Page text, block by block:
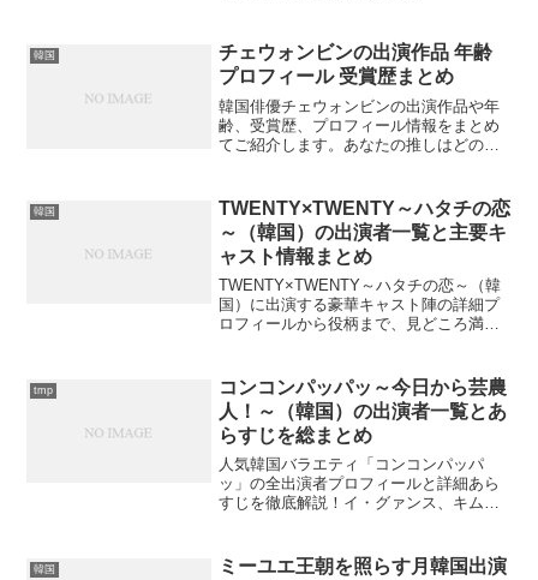
韓国
チェウォンビンの出演作品 年齢
プロフィール 受賞歴まとめ
韓国俳優チェウォンビンの出演作品や年
齢、受賞歴、プロフィール情報をまとめ
てご紹介します。あなたの推しはどの作
韓国
TWENTY×TWENTY～ハタチの恋
～（韓国）の出演者一覧と主要キ
ャスト情報まとめ
TWENTY×TWENTY～ハタチの恋～（韓
国）に出演する豪華キャスト陣の詳細プ
ロフィールから役柄まで、見どころ満載
tmp
コンコンパッパッ～今日から芸農
人！～（韓国）の出演者一覧とあ
らすじを総まとめ
人気韓国バラエティ「コンコンパッパ
ッ」の全出演者プロフィールと詳細あら
すじを徹底解説！イ・グァンス、キム・
韓国 ミーユエ王朝を照らす月韓国出演